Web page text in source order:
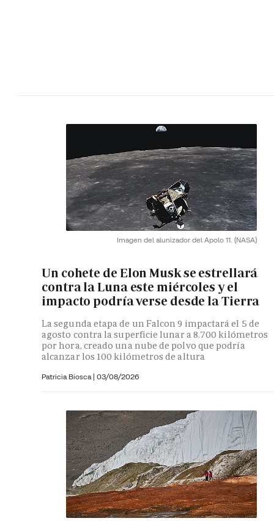
Imagen del alunizador del Apolo 11. (NASA)
Un cohete de Elon Musk se estrellará
contra la Luna este miércoles y el
impacto podría verse desde la Tierra
La segunda etapa de un Falcon 9 impactará el 5 de
agosto contra la superficie lunar a 8.700 kilómetros
por hora, creado una nube de polvo que podría
alcanzar los 100 kilómetros de altura
Patricia Biosca | 03/08/2026